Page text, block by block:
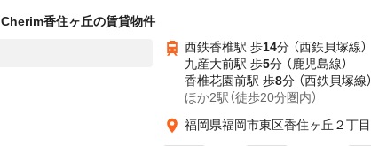
Cherim香住ヶ丘の賃貸物件
西鉄香椎駅 歩14分 （西鉄貝塚線）
九産大前駅 歩5分 （鹿児島線）
香椎花園前駅 歩8分 （西鉄貝塚線）
ほか2駅（徒歩20分圏内）
福岡県福岡市東区香住ヶ丘２丁目